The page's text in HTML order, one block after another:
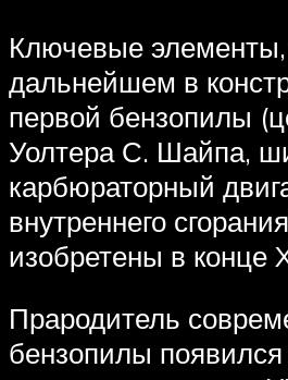
Ключевые
дальнейшем в
первой бензопилы
Уолтера С. Шайпа,
карбюраторный
внутреннего
изобретены в конце
Прародитель
бензопилы